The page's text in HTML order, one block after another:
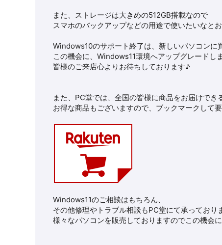
また、ストレージは大きめの512GB搭載なので
スマホのバックアップなどの用途で使いたいなと
Windows10のサポート終了は、新しいパソコンに
この機会に、Windows11環境へアップグレードし
皆様のご来店心よりお待ちしております♪
また、PC堂では、全国の皆様に商品をお届けでき
お得な商品もございますので、ブックマークして
Windows11のご相談はもちろん、
その他修理やトラブル相談もPC堂にて承っており
様々なパソコンを販売しておりますのでこの機会